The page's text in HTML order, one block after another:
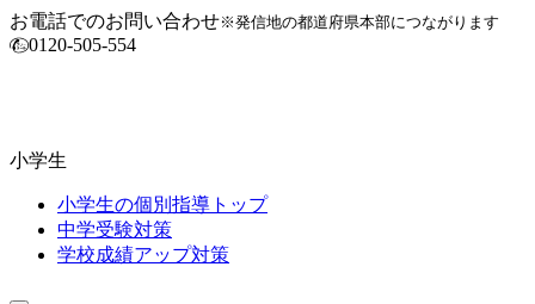
お電話でのお問い合わせ※発信地の都道府県本部につながります
0120-505-554
小学生
小学生の個別指導トップ
中学受験対策
学校成績アップ対策